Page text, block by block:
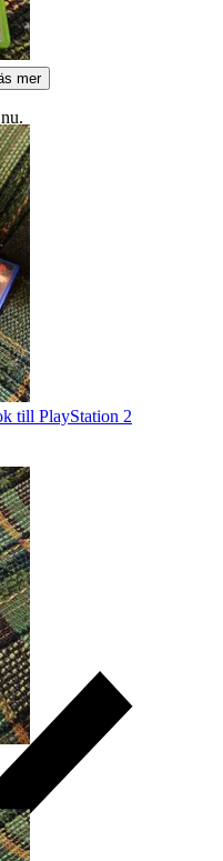
mer
till PlayStation 2